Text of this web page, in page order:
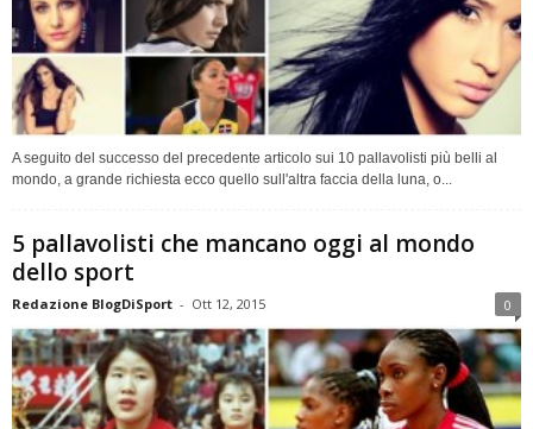
A seguito del successo del precedente articolo sui 10 pallavolisti più belli al
mondo, a grande richiesta ecco quello sull'altra faccia della luna, o...
5 pallavolisti che mancano oggi al mondo
dello sport
Redazione BlogDiSport - Ott 12, 2015 0